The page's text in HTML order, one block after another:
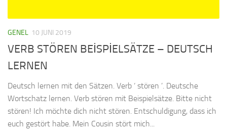
GENEL 10 JUNI 2019
VERB STÖREN BEİSPİELSÄTZE – DEUTSCH
LERNEN
Deutsch lernen mit den Sätzen. Verb ‘ stören ’. Deutsche
Wortschatz lernen. Verb stören mit Beispielsätze. Bitte nicht
stören! Ich möchte dich nicht stören. Entschuldigung, dass ich
euch gestört habe. Mein Cousin stört mich...